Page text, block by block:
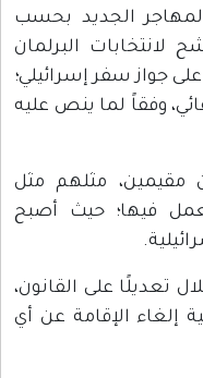
الجديد بحسب
لانتخابات البرلمان
جواز سفر إسرائيلي؛
وفقاً لما ينص عليه
مقيمين، مثلهم مثل
فيها؛ حيث أصبح
تعديلًا على القانون،
إلغاء الإقامة عن أي